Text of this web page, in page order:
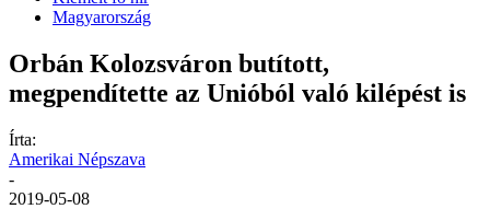
Magyarország
Orbán Kolozsváron butított,
megpendítette az Unióból való kilépést is
Írta:
Amerikai Népszava
-
2019-05-08